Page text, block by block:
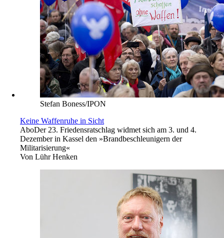
Stefan Boness/IPON
Keine Waffenruhe in Sicht
AboDer 23. Friedensratschlag widmet sich am 3. und 4.
Dezember in Kassel den »Brandbeschleunigern der
Militarisierung«
Von Lühr Henken